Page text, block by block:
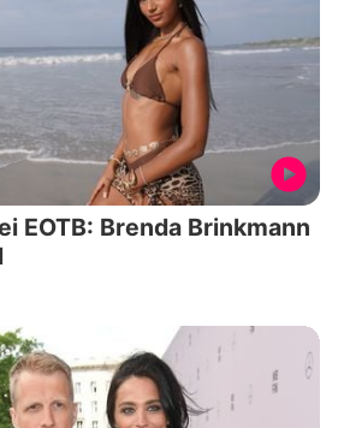
EOTB: Brenda Brinkmann